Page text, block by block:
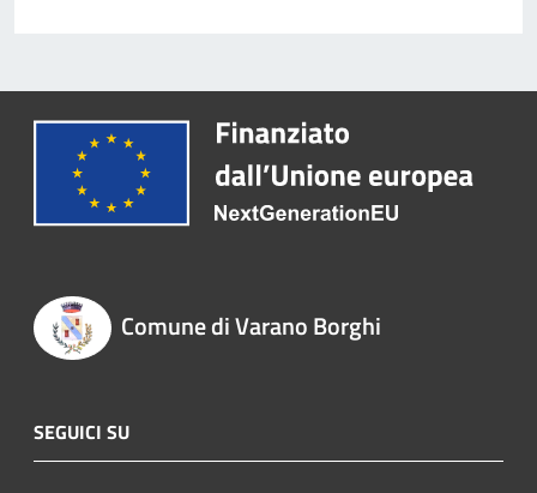
Comune di Varano Borghi
SEGUICI SU